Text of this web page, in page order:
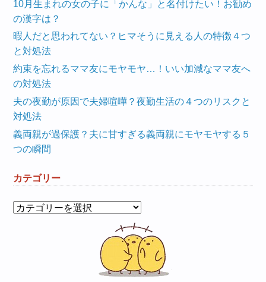
10月生まれの女の子に「かんな」と名付けたい！お勧め
の漢字は？
暇人だと思われてない？ヒマそうに見える人の特徴４つ
と対処法
約束を忘れるママ友にモヤモヤ…！いい加減なママ友へ
の対処法
夫の夜勤が原因で夫婦喧嘩？夜勤生活の４つのリスクと
対処法
義両親が過保護？夫に甘すぎる義両親にモヤモヤする５
つの瞬間
カテゴリー
カ